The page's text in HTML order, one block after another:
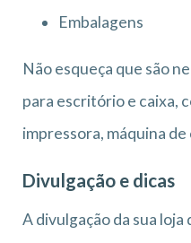
Embalagens
Não esqueça que são
para escritório e caixa,
impressora, máquina
Divulgação e dicas
A divulgação da sua